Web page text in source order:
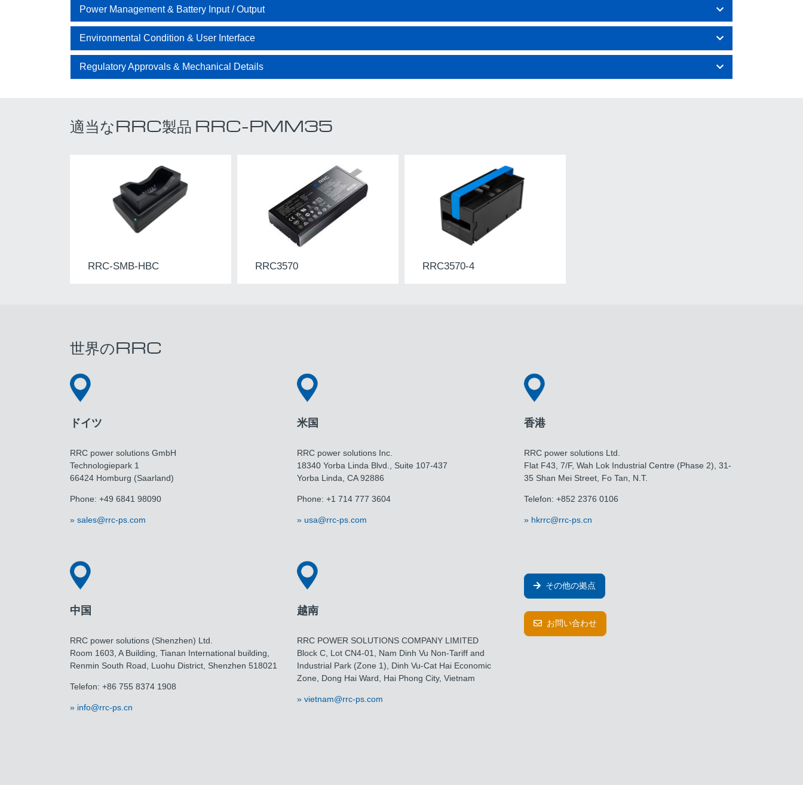
Power Management & Battery Input / Output
Environmental Condition & User Interface
Regulatory Approvals & Mechanical Details
適当なRRC製品 RRC-PMM35
RRC-SMB-HBC RRC3570 RRC3570-4
世界のRRC
ドイツ
RRC power solutions GmbH
Technologiepark 1
66424 Homburg (Saarland)
Phone: +49 6841 98090
sales@rrc-ps.com
米国
RRC power solutions Inc.
18340 Yorba Linda Blvd., Suite 107-437
​​​​​​​Yorba Linda, CA 92886
Phone: +1 714 777 3604
usa@rrc-ps.com
香港
RRC power solutions Ltd.
Flat F43, 7/F, Wah Lok Industrial Centre (Phase 2), 31-
35 Shan Mei Street, Fo Tan, N.T.
Telefon: +852 2376 0106
hkrrc@rrc-ps.cn
中国
RRC power solutions (Shenzhen) Ltd.
Room 1603, A Building, Tianan International building,
Renmin South Road, Luohu District, Shenzhen 518021
Telefon: +86 755 8374 1908
info@rrc-ps.cn
越南
RRC POWER SOLUTIONS COMPANY LIMITED
Block C, Lot CN4-01, Nam Dinh Vu Non-Tariff and
Industrial Park (Zone 1), Dinh Vu-Cat Hai Economic
Zone, Dong Hai Ward, Hai Phong City, Vietnam
vietnam@rrc-ps.com
その他の拠点
お問い合わせ